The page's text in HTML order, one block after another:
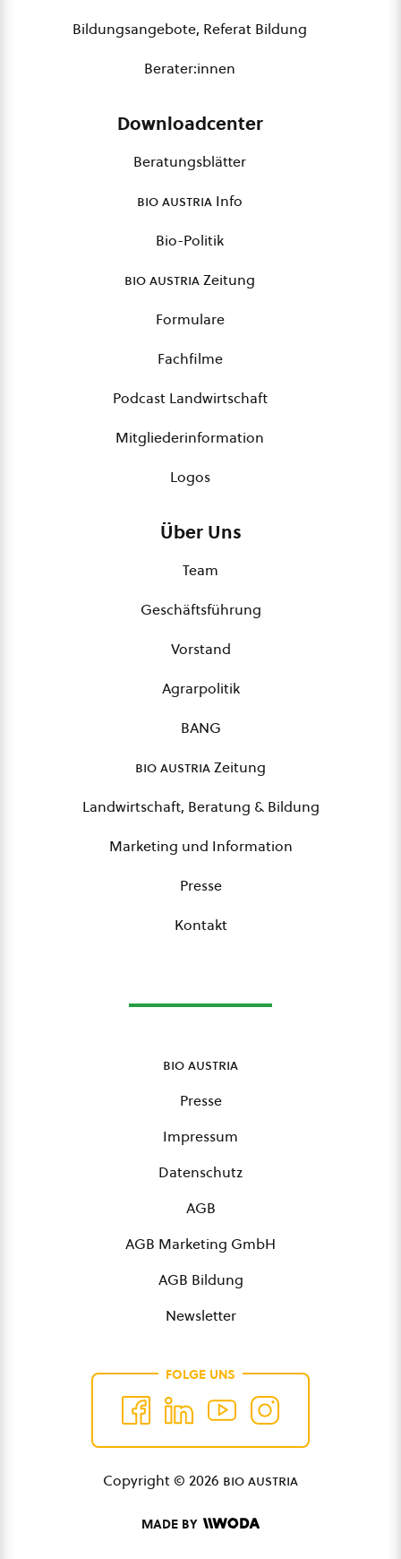
Bildungsangebote, Referat Bildung
Berater:innen
Downloadcenter
Beratungsblätter
bio austria Info
Bio-Politik
bio austriaZeitung
Formulare
Fachfilme
Podcast Landwirtschaft
Mitgliederinformation
Logos
Über Uns
Team
Geschäftsführung
Vorstand
Agrarpolitik
BANG
bio austriaZeitung
Landwirtschaft, Beratung & Bildung
Marketing und Information
Presse
Kontakt
bio austria
Presse
Impressum
Datenschutz
AGB
AGB Marketing GmbH
AGB Bildung
Newsletter
FOLGE UNS
Copyright © 2026 bio austria
MADE BY